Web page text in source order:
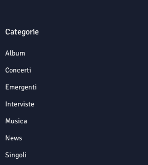
Categorie
Album
Concerti
Emergenti
Interviste
Musica
News
Singoli